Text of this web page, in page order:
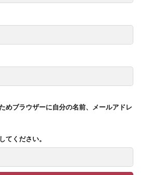
めブラウザーに自分の名前、メールアドレ
てください。
Penne DESIGN
STターフ
クター
スト T10型
スト T9型
YKK エフルージュ